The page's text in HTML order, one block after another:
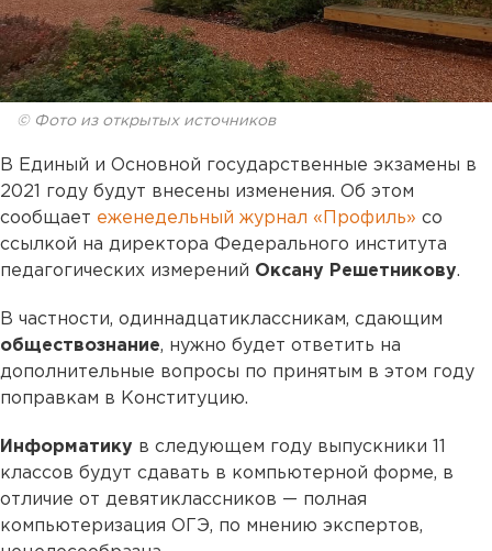
© Фото из открытых источников
В Единый и Основной государственные экзамены в
2021 году будут внесены изменения. Об этом
сообщает еженедельный журнал «Профиль» со
ссылкой на директора Федерального института
педагогических измерений Оксану Решетникову.
В частности, одиннадцатиклассникам, сдающим
обществознание, нужно будет ответить на
дополнительные вопросы по принятым в этом году
поправкам в Конституцию.
Информатику в следующем году выпускники 11
классов будут сдавать в компьютерной форме, в
отличие от девятиклассников — полная
компьютеризация ОГЭ, по мнению экспертов,